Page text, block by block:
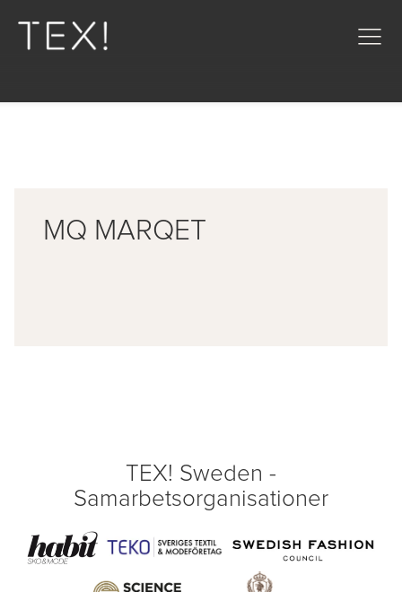
MQ MARQET
TEX! Sweden -
Samarbetsorganisationer